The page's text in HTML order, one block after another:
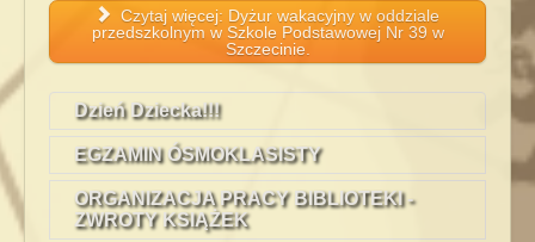
Czytaj więcej: Dyżur wakacyjny w oddziale
przedszkolnym w Szkole Podstawowej Nr 39 w
Szczecinie.
Dzień Dziecka!!!
EGZAMIN ÓSMOKLASISTY
ORGANIZACJA PRACY BIBLIOTEKI -
ZWROTY KSIĄŻEK